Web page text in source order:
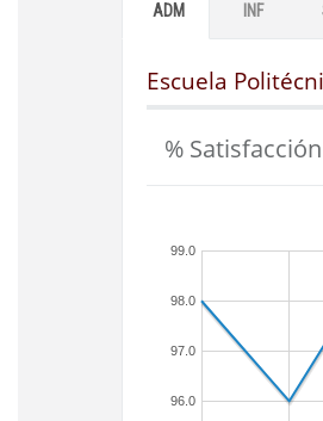
ADM INF
Escuela
% Satisfacción
96.0
97.0
98.0
99.0